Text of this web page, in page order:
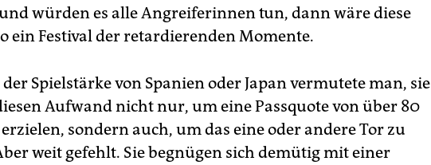
würden es alle Angreiferinnen tun, dann wäre diese
ein Festival der retardierenden Momente.
Spielstärke von Spanien oder Japan vermutete man, sie
Aufwand nicht nur, um eine Passquote von über 80
sondern auch, um das eine oder andere Tor zu
weit gefehlt. Sie begnügen sich demütig mit einer